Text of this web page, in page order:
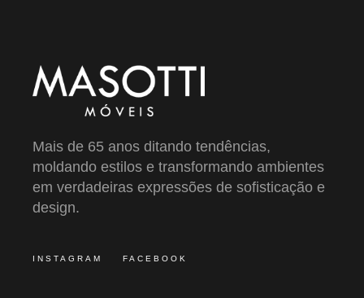
Mais de 65 anos ditando tendências,
moldando estilos e transformando ambientes
em verdadeiras expressões de sofisticação e
design.
INSTAGRAM FACEBOOK